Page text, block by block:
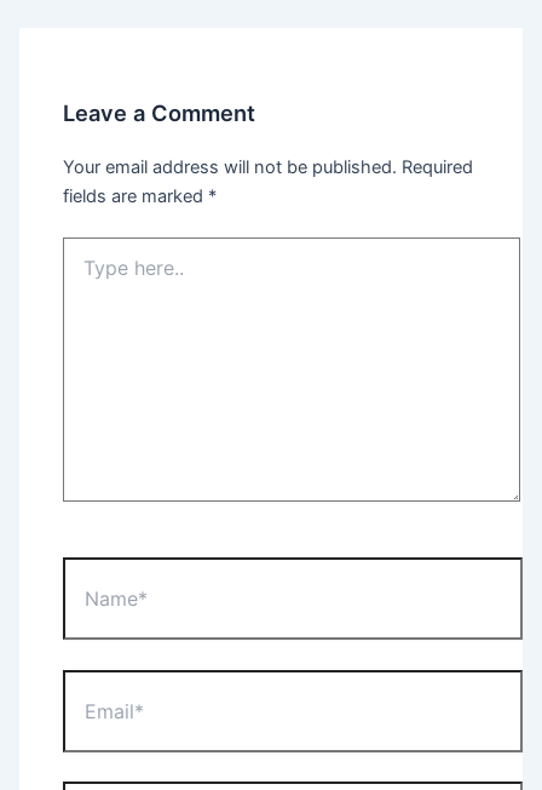
Leave a Comment
Your email address will not be published. Required
fields are marked *
here..